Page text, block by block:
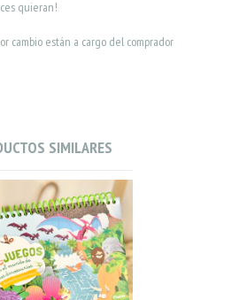
quieran!
cambio están a cargo del comprador
SIMILARES